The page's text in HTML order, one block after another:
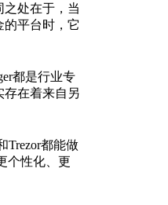
处在于，当
平台时，它
都是行业专
存在着来自另
Trezor都能做
个性化、更